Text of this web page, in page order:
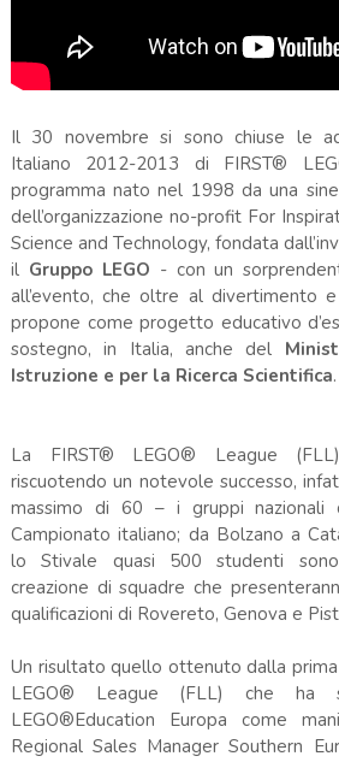
Il 30 novembre si sono chiuse le
Italiano 2012-2013 di FIRST®
programma nato nel 1998 da una
dell’organizzazione no-profit For
Science and Technology, fondata
il Gruppo LEGO - con un
all’evento, che oltre al divertimento
propone come progetto educativo
sostegno, in Italia, anche del
Istruzione e per la Ricerca Scientifica.
La FIRST® LEGO® League
riscuotendo un notevole successo,
massimo di 60 – i gruppi
Campionato italiano; da Bolzano a
lo Stivale quasi 500 studenti
creazione di squadre che
qualificazioni di Rovereto, Genova e
Un risultato quello ottenuto dalla
LEGO® League (FLL) che ha
LEGO®Education Europa come
Regional Sales Manager Southern